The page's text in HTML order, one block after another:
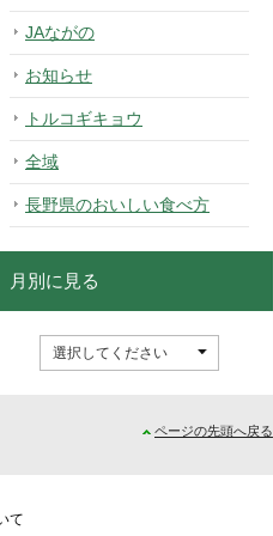
JAながの
お知らせ
トルコギキョウ
全域
長野県のおいしい食べ方
月別に見る
て
ページの先頭へ戻る